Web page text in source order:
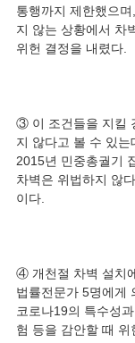
통행까지 제한했으
지 않는 상황에서 차
③ 이 조건들을 지킬
지 않다고 볼 수 있
2015년 민중총궐기
차벽은 위법하지 않
④ 개천절 차벽 설치
법률전문가 5명에게
코로나19의 특수성
험 등을 감안할 때